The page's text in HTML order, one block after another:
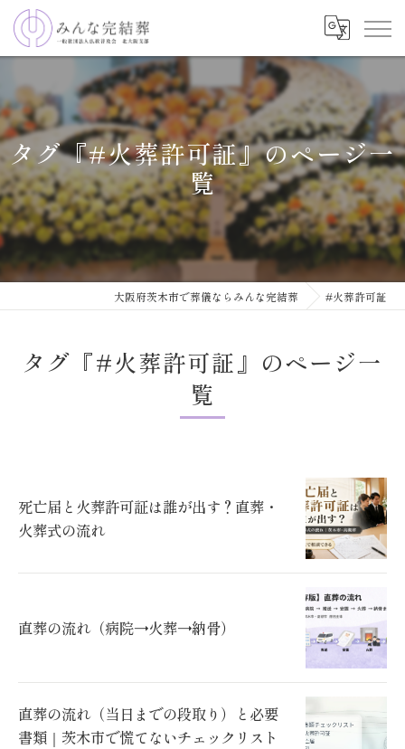
タグ『#火葬許可証』のページ一
覧
大阪府茨木市で葬儀ならみんな完結葬 #火葬許可証
タグ『#火葬許可証』のページ一
覧
死亡届と火葬許可証は誰が出す？直葬・
火葬式の流れ
直葬の流れ（病院→火葬→納骨）
直葬の流れ（当日までの段取り）と必要
書類｜茨木市で慌てないチェックリスト